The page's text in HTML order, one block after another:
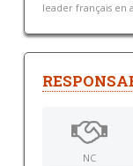
leader français en
NC